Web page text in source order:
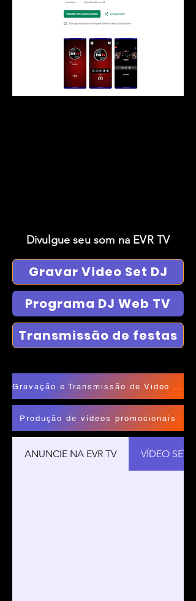
Divulgue seu som na EVR TV
Gravar Video Set DJ
Programa DJ Web TV
Transmissão de festas
Produção de vídeos promocionais
ANUNCIE NA EVR TV VÍDEO SET